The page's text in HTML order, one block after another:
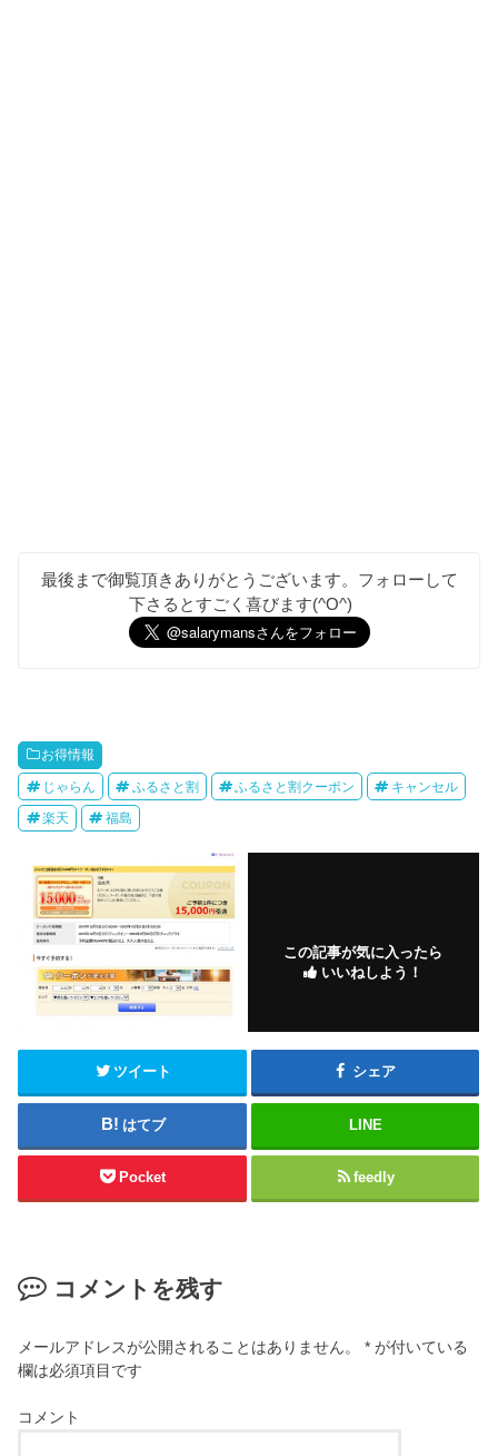
最後まで御覧頂きありがとうございます。フォローして
下さるとすごく喜びます(^O^)
お得情報
じゃらん ふるさと割 ふるさと割クーポン キャンセル
楽天 福島
この記事が気に入ったら
いいねしよう！
ツイート シェア
はてブ LINE
Pocket feedly
コメントを残す
メールアドレスが公開されることはありません。 * が付いている
欄は必須項目です
コメント